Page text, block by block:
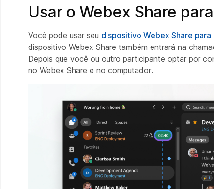
Usar o Webex Share
Você pode usar seu dispositivo Webex Share para
dispositivo Webex Share também entrará na
Depois que você ou outro participante optar por
no Webex Share e no computador.